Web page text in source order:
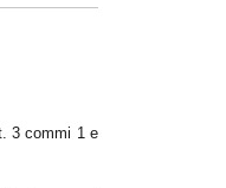
3 commi 1 e